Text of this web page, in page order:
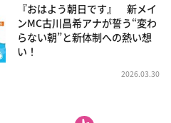
『おはよう朝日です』 新メイ
ンMC古川昌希アナが誓う“変わ
らない朝”と新体制への熱い想
い！
2026.03.30